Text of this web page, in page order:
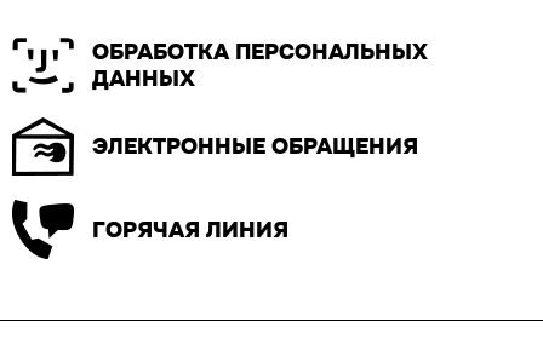
ОБРАБОТКА ПЕРСОНАЛЬНЫХ
ДАННЫХ
ЭЛЕКТРОННЫЕ ОБРАЩЕНИЯ
ГОРЯЧАЯ ЛИНИЯ